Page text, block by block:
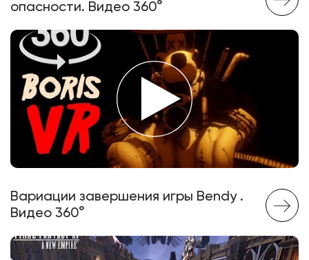
опасности. Видео 360°
Вариации завершения игры Bendy .
Видео 360°